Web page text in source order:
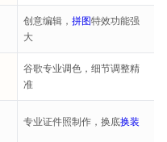
创意编辑， 拼图特效功能强
大
谷歌专业调色，细节调整精
准
专业证件照制作，换底换装